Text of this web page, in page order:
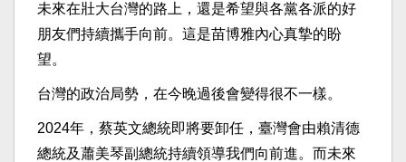
未來在壯大台灣的路上，還是希望與各黨各派的好
朋友們持續攜手向前。這是苗博雅內心真摯的盼
望。
台灣的政治局勢，在今晚過後會變得很不一樣。
2024年，蔡英文總統即將要卸任，臺灣會由賴清德
總統及蕭美琴副總統持續領導我們向前進。而未來